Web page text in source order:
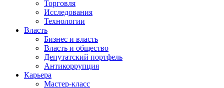
Торговля
Исследования
Технологии
Власть
Бизнес и власть
Власть и общество
Депутатский портфель
Антикоррупция
Карьера
Мастер-класс